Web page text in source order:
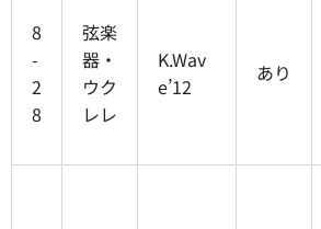
8
-
2
8
弦楽
器・
ウク
レレ
K.Wav
e’12
あり